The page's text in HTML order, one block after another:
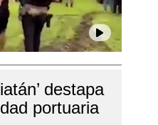
destapa
portuaria